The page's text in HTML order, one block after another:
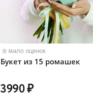
мало оценок
Букет из 15 ромашек
3990